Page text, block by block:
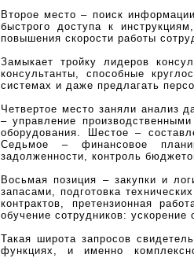
Второе место – поиск
быстрого доступа к
повышения скорости работы
Замыкает тройку лидеров
консультанты, способные
системах и даже предлагать
Четвертое место заняли анализ
– управление
оборудования. Шестое –
Седьмое – финансовое
задолженности, контроль
Восьмая позиция – закупки и
запасами, подготовка
контрактов, претензионная
обучение сотрудников: ускорение
Такая широта запросов
функциях, и именно